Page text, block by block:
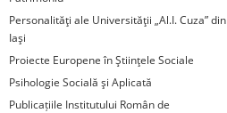
Personalităţi ale Universităţii „Al.I. Cuza” din
Iaşi
Proiecte Europene în Ştiinţele Sociale
Psihologie Socială şi Aplicată
Publicațiile Institutului Român de